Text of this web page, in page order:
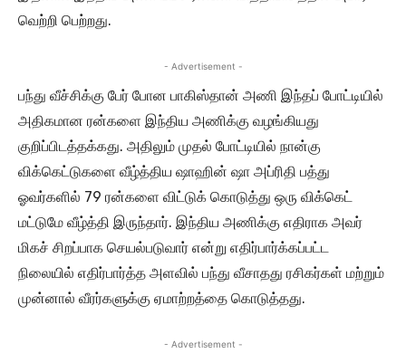
வெற்றி பெற்றது.
- Advertisement -
பந்து வீச்சிக்கு பேர் போன பாகிஸ்தான் அணி இந்தப் போட்டியில்
அதிகமான ரன்களை இந்திய அணிக்கு வழங்கியது
குறிப்பிடத்தக்கது. அதிலும் முதல் போட்டியில் நான்கு
விக்கெட்டுகளை வீழ்த்திய ஷாஹின் ஷா அப்ரிதி பத்து
ஓவர்களில் 79 ரன்களை விட்டுக் கொடுத்து ஒரு விக்கெட்
மட்டுமே வீழ்த்தி இருந்தார். இந்திய அணிக்கு எதிராக அவர்
மிகச் சிறப்பாக செயல்படுவார் என்று எதிர்பார்க்கப்பட்ட
நிலையில் எதிர்பார்த்த அளவில் பந்து வீசாதது ரசிகர்கள் மற்றும்
முன்னால் வீரர்களுக்கு ஏமாற்றத்தை கொடுத்தது.
- Advertisement -